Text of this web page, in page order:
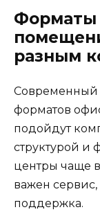
разным
Современный
форматов
подойдут
структурой и
центры чаще
важен сервис,
поддержка.